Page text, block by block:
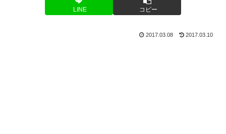
LINE コピー
2017.03.08 2017.03.10